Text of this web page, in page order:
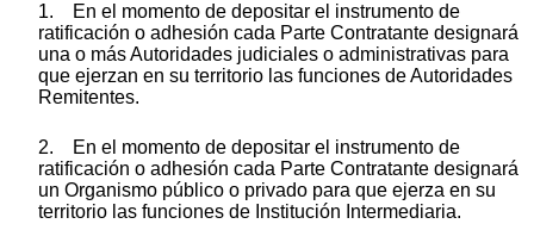
1. En el momento de depositar el instrumento de
ratificación o adhesión cada Parte Contratante designará
una o más Autoridades judiciales o administrativas para
que ejerzan en su territorio las funciones de Autoridades
Remitentes.
2. En el momento de depositar el instrumento de
ratificación o adhesión cada Parte Contratante designará
un Organismo público o privado para que ejerza en su
territorio las funciones de Institución Intermediaria.